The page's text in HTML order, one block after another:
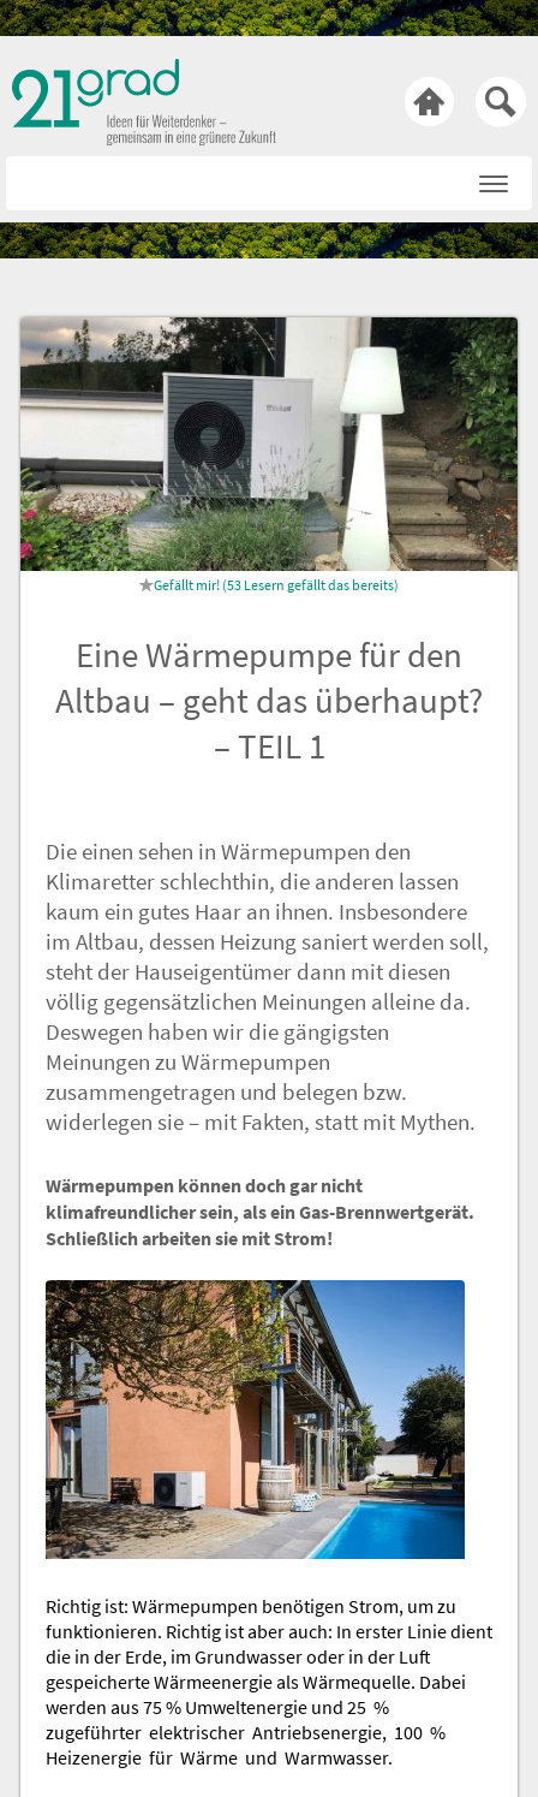

Rat & Tat
Technik & Trends
Bewusst & Sein
Hasen & Köpfe
Über uns
Netiquette
Nachricht an die
Redaktion
53 Lesern gefällt das
Eine Wärmepumpe für den
Altbau – geht das überhaupt?
– TEIL 1
Die einen sehen in Wärmepumpen den
Klimaretter schlechthin, die anderen lassen
kaum ein gutes Haar an ihnen. Insbesondere
im Altbau, dessen Heizung saniert werden soll,
steht der Hauseigentümer dann mit diesen
völlig gegensätzlichen Meinungen alleine da.
Deswegen haben wir die gängigsten
Meinungen zu Wärmepumpen
zusammengetragen und belegen bzw.
widerlegen sie – mit Fakten, statt mit Mythen.
Wärmepumpen können doch gar nicht
klimafreundlicher sein, als ein Gas-Brennwertgerät.
Schließlich arbeiten sie mit Strom!
Richtig ist: Wärmepumpen benötigen Strom, um zu
funktionieren. Richtig ist aber auch: In erster Linie dient
die in der Erde, im Grundwasser oder in der Luft
gespeicherte Wärmeenergie als Wärmequelle. Dabei
werden aus 75 % Umweltenergie und 25 %
zugeführter elektrischer Antriebsenergie, 100 %
Heizenergie für Wärme und Warmwasser.